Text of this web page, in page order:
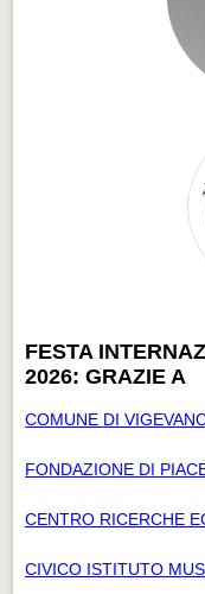
FESTA
2026: GRAZIE A
COMUNE DI
FONDAZIONE DI
CENTRO RICERCHE
CIVICO ISTITUTO